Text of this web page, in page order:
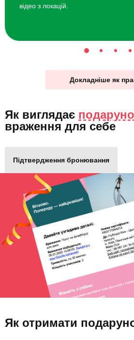
відео з локацій.
Докладніше як
Як виглядає
враження для себе
Підтвердження бронювання
Як отримати